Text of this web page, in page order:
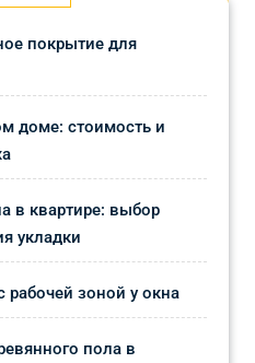
покрытие для
доме: стоимость и
в квартире: выбор
укладки
рабочей зоной у окна
пола в